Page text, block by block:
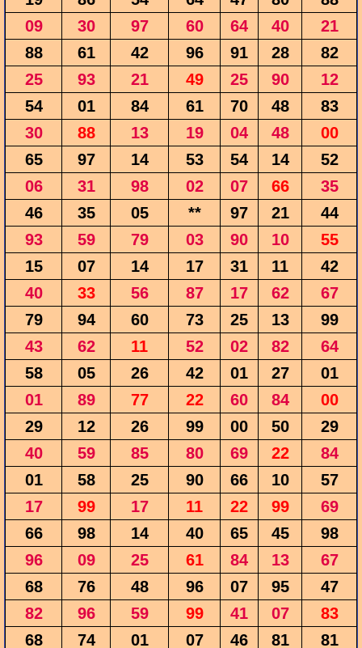
09
30 97 60 64 40
21
88
61 42 96 91 28
82
25
93 21 49 25 90
12
54
01 84 61 70 48
83
30
88 13 19 04 48
00
65
97 14 53 54 14
52
06
31 98 02 07 66
35
46
35 05 ** 97 21
44
93
59 79 03 90 10
55
15
07 14 17 31 11
42
40
33 56 87 17 62
67
79
94 60 73 25 13
99
43
62 11 52 02 82
64
58
05 26 42 01 27
01
01
89 77 22 60 84
00
29
12 26 99 00 50
29
40
59 85 80 69 22
84
01
58 25 90 66 10
57
17
99 17 11 22 99
69
66
98 14 40 65 45
98
96
09 25 61 84 13
67
68
76 48 96 07 95
47
82
96 59 99 41 07
83
68
74 01 07 46 81
81